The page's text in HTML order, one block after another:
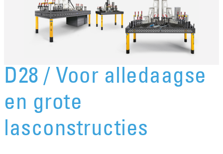
D28 / Voor alledaagse
en grote
lasconstructies